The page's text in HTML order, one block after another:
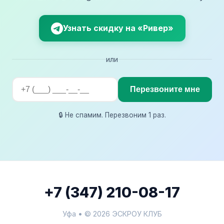
Узнать скидку на «Ривер»
или
Перезвоните мне
🔒 Не спамим. Перезвоним 1 раз.
+7 (347) 210-08-17
Уфа • © 2026 ЭСКРОУ КЛУБ